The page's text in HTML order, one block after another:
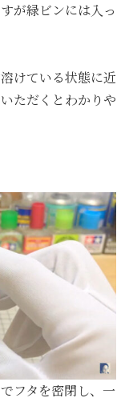
が緑ビンには入っ
けている状態に近
ただくとわかりや
フタを密閉し、一